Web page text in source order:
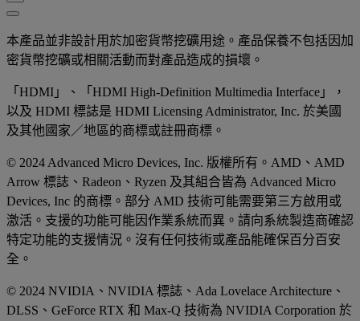
本產品並非設計用於加密貨幣挖礦用途。產品保養不包括因加
密貨幣挖礦或相關活動而對產品造成的損壞。
「HDMI」、「HDMI High-Definition Multimedia Interface」，
以及 HDMI 標誌是 HDMI Licensing Administrator, Inc. 於美國
及其他國家／地區的商標或註冊商標。
© 2024 Advanced Micro Devices, Inc. 版權所有。AMD、AMD
Arrow 標誌、Radeon、Ryzen 及其組合皆為 Advanced Micro
Devices, Inc 的商標。部分 AMD 技術可能需要第三方啟用或
激活。支援的功能可能因作業系統而異。請向系統製造商確認
特定功能的支援情況。沒有任何技術或產品能確保百分百安
全。
© 2024 NVIDIA、NVIDIA 標誌、Ada Lovelace Architecture、
DLSS、GeForce RTX 和 Max-Q 技術為 NVIDIA Corporation 於